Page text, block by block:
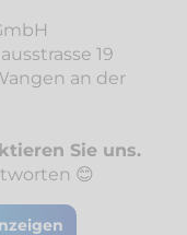
19
an der
Sie uns.
😊